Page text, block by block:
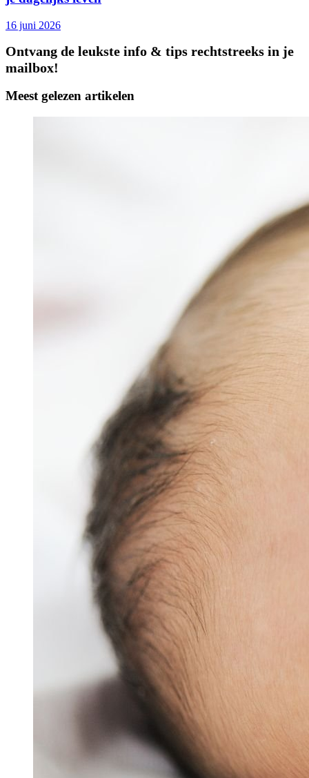
16 juni 2026
Ontvang de leukste info & tips rechtstreeks in je
mailbox!
Meest gelezen artikelen